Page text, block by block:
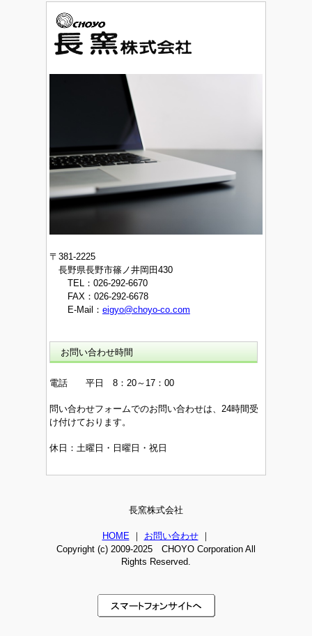
〒381-2225
長野県長野市篠ノ井岡田430
TEL：026-292-6670
FAX：026-292-6678
E-Mail： eigyo@choyo-co.com
お問い合わせ時間
電話 平日 8：20～17：00
問い合わせフォームでのお問い合わせは、24時間受
け付けております。
休日：土曜日・日曜日・祝日
長窯株式会社
HOME｜ お問い合わせ｜
Copyright (c) 2009-2025 CHOYO Corporation All
Rights Reserved.